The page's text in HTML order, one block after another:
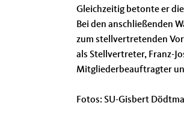
Gleichzeitig betonte er
Bei den anschließenden
zum stellvertretenden
als Stellvertreter, Franz-
Mitgliederbeauftragter
Fotos: SU-Gisbert